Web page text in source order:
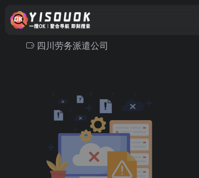
四川劳务派遣公司